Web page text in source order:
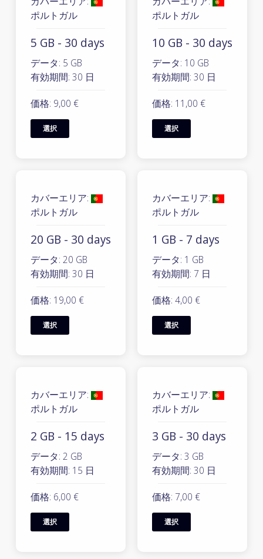
ポルトガル
5 GB - 30 days
データ: 5 GB
有効期間: 30 日
価格: 9,00 €
選択
ポルトガル
10 GB - 30 days
データ: 10 GB
有効期間: 30 日
価格: 11,00 €
選択
カバーエリア:
ポルトガル
20 GB - 30 days
データ: 20 GB
有効期間: 30 日
価格: 19,00 €
選択
カバーエリア:
ポルトガル
1 GB - 7 days
データ: 1 GB
有効期間: 7 日
価格: 4,00 €
選択
カバーエリア:
ポルトガル
2 GB - 15 days
データ: 2 GB
有効期間: 15 日
価格: 6,00 €
選択
カバーエリア:
ポルトガル
3 GB - 30 days
データ: 3 GB
有効期間: 30 日
価格: 7,00 €
選択